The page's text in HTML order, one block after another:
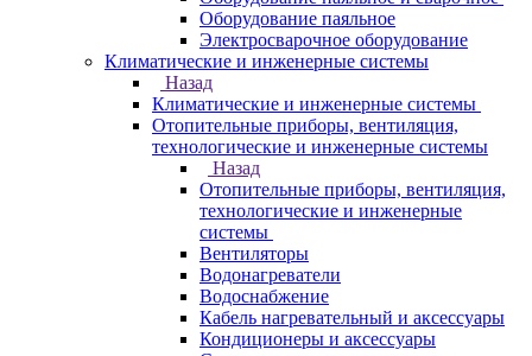
Оборудование паяльное
Электросварочное оборудование
Климатические и инженерные системы
Назад
Климатические и инженерные системы
Отопительные приборы, вентиляция,
технологические и инженерные системы
Назад
Отопительные приборы, вентиляция,
технологические и инженерные
системы
Вентиляторы
Водонагреватели
Водоснабжение
Кабель нагревательный и аксессуары
Кондиционеры и аксессуары